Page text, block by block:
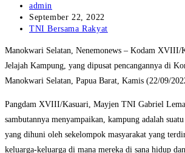
Post
author:
admin
Post
published:
September 22, 2022
Post
TNI Bersama Rakyat
Manokwari Selatan, Nenemonews – Kodam XVIII/
Jelajah Kampung, yang dipusat pencangannya di
Manokwari Selatan, Papua Barat, Kamis (22/09/
Pangdam XVIII/Kasuari, Mayjen TNI Gabriel
sambutannya menyampaikan, kampung adalah
yang dihuni oleh sekelompok masyarakat yang
keluarga-keluarga di mana mereka di sana hidup